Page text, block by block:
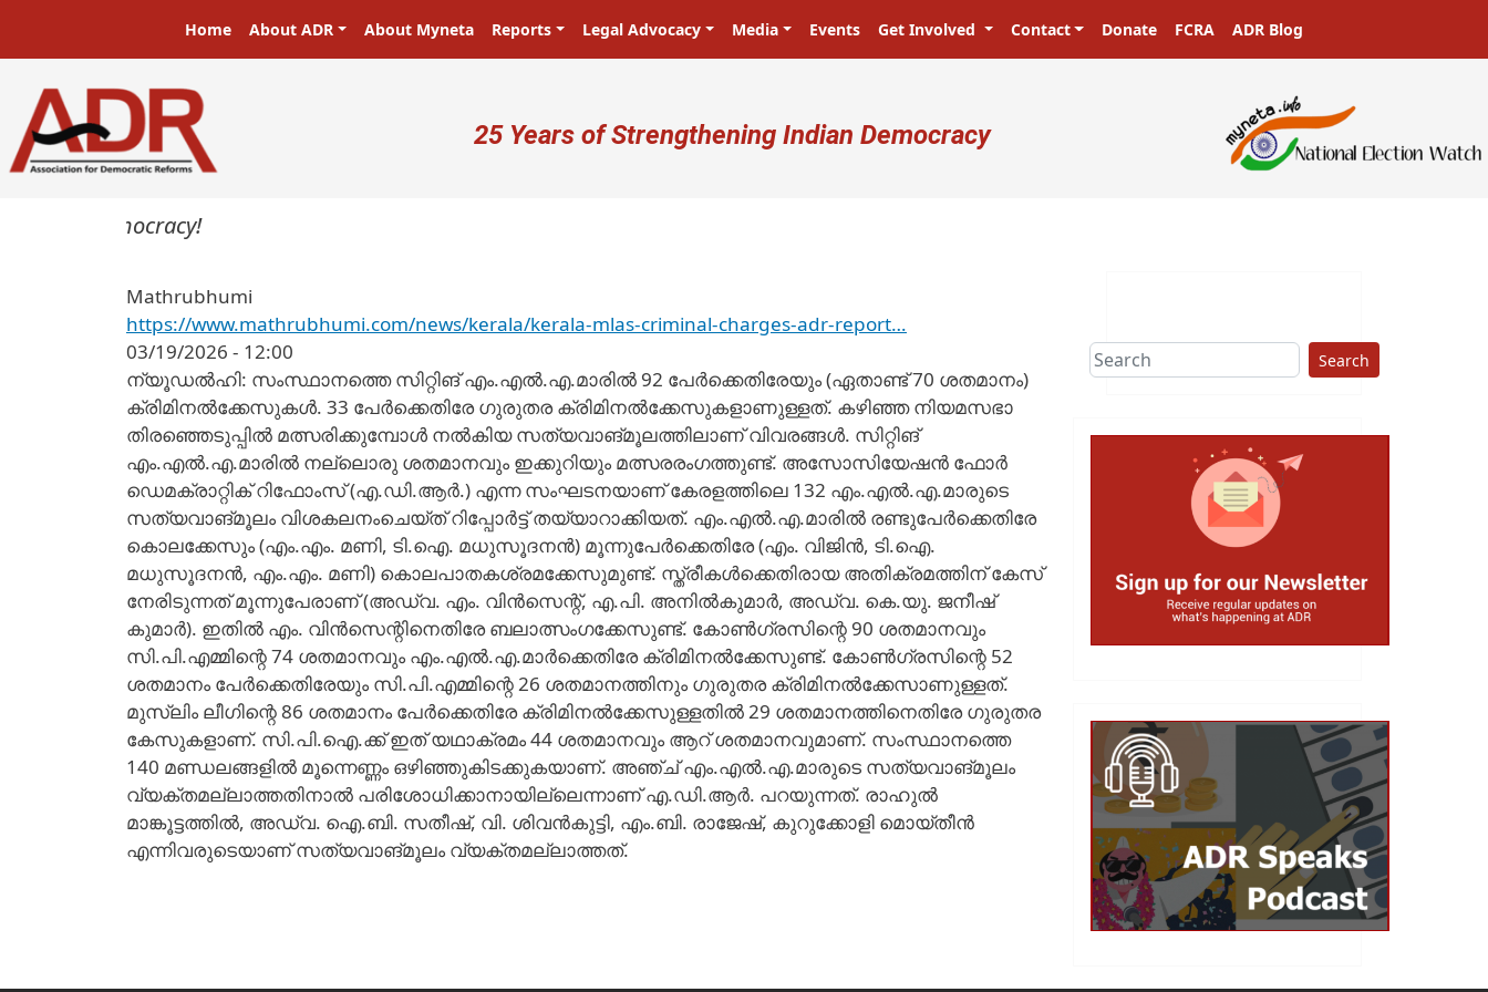
Main navigation
Home About ADR About Myneta Reports Legal Advocacy Media Events Get Involved Contact Donate FCRA ADR Blog
User account menu
25 Years of Strengthening Indian Democracy
in a democracy!
Mathrubhumi
https://www.mathrubhumi.com/news/kerala/kerala-mlas-criminal-charges-adr-report…
03/19/2026 - 12:00
ന്യൂഡൽഹി: സംസ്ഥാനത്തെ സിറ്റിങ് എം.എൽ.എ.മാരിൽ 92 പേർക്കെതിരേയും (ഏതാണ്ട് 70 ശതമാനം)
ക്രിമിനൽക്കേസുകൾ. 33 പേർക്കെതിരേ ഗുരുതര ക്രിമിനൽക്കേസുകളാണുള്ളത്. കഴിഞ്ഞ നിയമസഭാ
തിരഞ്ഞെടുപ്പിൽ മത്സരിക്കുമ്പോൾ നൽകിയ സത്യവാങ്മൂലത്തിലാണ് വിവരങ്ങൾ. സിറ്റിങ്
എം.എൽ.എ.മാരിൽ നല്ലൊരു ശതമാനവും ഇക്കുറിയും മത്സരരംഗത്തുണ്ട്. അസോസിയേഷൻ ഫോർ
ഡെമക്രാറ്റിക് റിഫോംസ് (എ.ഡി.ആർ.) എന്ന സംഘടനയാണ് കേരളത്തിലെ 132 എം.എൽ.എ.മാരുടെ
സത്യവാങ്മൂലം വിശകലനംചെയ്ത് റിപ്പോർട്ട് തയ്യാറാക്കിയത്. എം.എൽ.എ.മാരിൽ രണ്ടുപേർക്കെതിരേ
കൊലക്കേസും (എം.എം. മണി, ടി.ഐ. മധുസൂദനൻ) മൂന്നുപേർക്കെതിരേ (എം. വിജിൻ, ടി.ഐ.
മധുസൂദനൻ, എം.എം. മണി) കൊലപാതകശ്രമക്കേസുമുണ്ട്. സ്ത്രീകൾക്കെതിരായ അതിക്രമത്തിന് കേസ്
നേരിടുന്നത് മൂന്നുപേരാണ് (അഡ്വ. എം. വിൻസെന്റ്, എ.പി. അനിൽകുമാർ, അഡ്വ. കെ.യു. ജനീഷ്
കുമാർ). ഇതിൽ എം. വിൻസെന്റിനെതിരേ ബലാത്സംഗക്കേസുണ്ട്. കോൺഗ്രസിന്റെ 90 ശതമാനവും
സി.പി.എമ്മിന്റെ 74 ശതമാനവും എം.എൽ.എ.മാർക്കെതിരേ ക്രിമിനൽക്കേസുണ്ട്. കോൺഗ്രസിന്റെ 52
ശതമാനം പേർക്കെതിരേയും സി.പി.എമ്മിന്റെ 26 ശതമാനത്തിനും ഗുരുതര ക്രിമിനൽക്കേസാണുള്ളത്.
മുസ്‌ലിം ലീഗിന്റെ 86 ശതമാനം പേർക്കെതിരേ ക്രിമിനൽക്കേസുള്ളതിൽ 29 ശതമാനത്തിനെതിരേ ഗുരുതര
കേസുകളാണ്. സി.പി.ഐ.ക്ക് ഇത് യഥാക്രമം 44 ശതമാനവും ആറ് ശതമാനവുമാണ്. സംസ്ഥാനത്തെ
140 മണ്ഡലങ്ങളിൽ മൂന്നെണ്ണം ഒഴിഞ്ഞുകിടക്കുകയാണ്. അഞ്ച് എം.എൽ.എ.മാരുടെ സത്യവാങ്മൂലം
വ്യക്തമല്ലാത്തതിനാൽ പരിശോധിക്കാനായില്ലെന്നാണ് എ.ഡി.ആർ. പറയുന്നത്. രാഹുൽ
മാങ്കൂട്ടത്തിൽ, അഡ്വ. ഐ.ബി. സതീഷ്, വി. ശിവൻകുട്ടി, എം.ബി. രാജേഷ്, കുറുക്കോളി മൊയ്തീൻ
എന്നിവരുടെയാണ് സത്യവാങ്മൂലം വ്യക്തമല്ലാത്തത്.
Search